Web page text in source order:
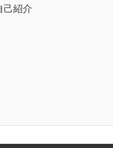
己紹介